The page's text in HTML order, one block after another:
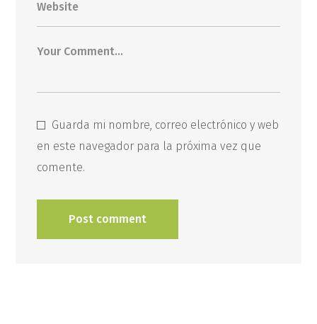
Guarda mi nombre, correo electrónico y web
en este navegador para la próxima vez que
comente.